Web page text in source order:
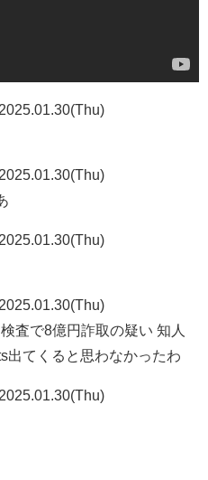
2025.01.30(Thu)
2025.01.30(Thu)
2025.01.30(Thu)
2025.01.30(Thu)
査で8億円詐取の疑い 知人
出てくると思わなかったわ
2025.01.30(Thu)